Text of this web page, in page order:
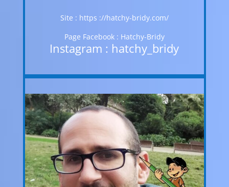
Site : https ://hatchy-bridy.com/
Page Facebook : Hatchy-Bridy
Instagram : hatchy_bridy